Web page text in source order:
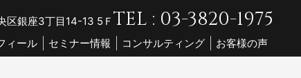
区銀座3丁目14-13 5Ｆ TEL : 03-3820-1975
ィール セミナー情報 コンサルティング お客様の声